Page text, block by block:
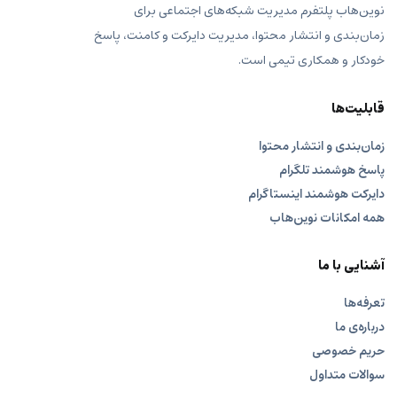
نوین‌هاب پلتفرم مدیریت شبکه‌های اجتماعی برای
زمان‌بندی و انتشار محتوا، مدیریت دایرکت و کامنت، پاسخ
خودکار و همکاری تیمی است.
قابلیت‌ها
زمان‌بندی و انتشار محتوا
پاسخ هوشمند تلگرام
دایرکت هوشمند اینستاگرام
همه امکانات نوین‌هاب
آشنایی با ما
تعرفه‌ها
درباره‌ی ما
حریم خصوصی
سوالات متداول